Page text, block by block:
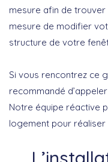
mesure afin de
mesure de modifier
structure de votre
Si vous rencontrez ce
recommandé
Notre équipe réactive
logement pour réaliser